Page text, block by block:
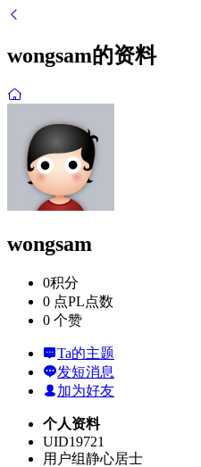
wongsam的资料
wongsam
0积分
0 点PL点数
0 个赞
Ta的主题
发短消息
加为好友
个人资料
UID19721
用户组静心居士